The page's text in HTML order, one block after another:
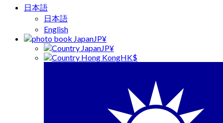
日本語
日本語
English
JP¥
JP¥
HK$